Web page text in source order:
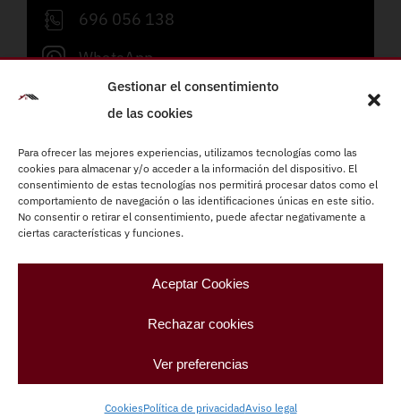
Gestionar el consentimiento
de las cookies
Para ofrecer las mejores experiencias, utilizamos tecnologías como las
cookies para almacenar y/o acceder a la información del dispositivo. El
consentimiento de estas tecnologías nos permitirá procesar datos como el
comportamiento de navegación o las identificaciones únicas en este sitio.
No consentir o retirar el consentimiento, puede afectar negativamente a
ciertas características y funciones.
Aceptar Cookies
Rechazar cookies
Ver preferencias
CookiesPolítica de privacidadAviso legal
696 056 138
WhatsApp
info@refornova.com
Reformas integrales
Instalaciones eléctricas
Carpintería
Refornova –Refornova – Paletas Barcelona|Aviso
Política de privacidad Cookies
Diseño web: